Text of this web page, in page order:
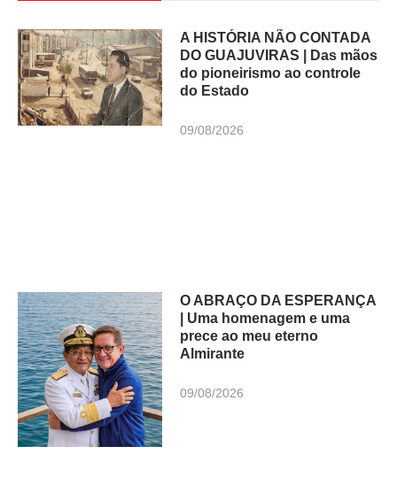
A HISTÓRIA NÃO CONTADA
DO GUAJUVIRAS | Das mãos
do pioneirismo ao controle
do Estado
09/08/2026
O ABRAÇO DA ESPERANÇA
| Uma homenagem e uma
prece ao meu eterno
Almirante
09/08/2026